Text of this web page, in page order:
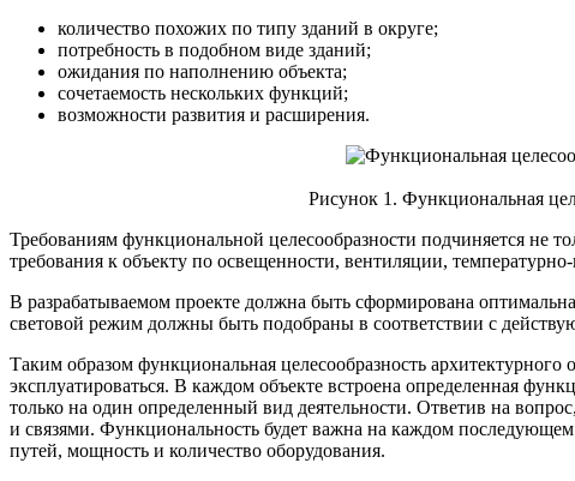
количество похожих по типу зданий в округе;
потребность в подобном виде зданий;
ожидания по наполнению объекта;
сочетаемость нескольких функций;
возможности развития и расширения.
Рисунок 1. Функциональная
Требованиям функциональной целесообразности подчиняется не
требования к объекту по освещенности, вентиляции,
В разрабатываемом проекте должна быть сформирована
световой режим должны быть подобраны в соответствии с
Таким образом функциональная целесообразность архитектурного
эксплуатироваться. В каждом объекте встроена определенная
только на один определенный вид деятельности. Ответив на
и связями. Функциональность будет важна на каждом
путей, мощность и количество оборудования.